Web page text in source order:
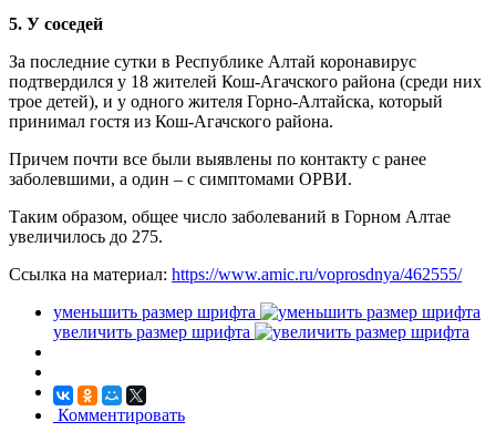
5. У соседей
За последние сутки в Республике Алтай коронавирус
подтвердился у 18 жителей Кош-Агачского района (среди них
трое детей), и у одного жителя Горно-Алтайска, который
принимал гостя из Кош-Агачского района.
Причем почти все были выявлены по контакту с ранее
заболевшими, а один – с симптомами ОРВИ.
Таким образом, общее число заболеваний в Горном Алтае
увеличилось до 275.
Ссылка на материал: https://www.amic.ru/voprosdnya/462555/
уменьшить размер шрифта
увеличить размер шрифта
Комментировать